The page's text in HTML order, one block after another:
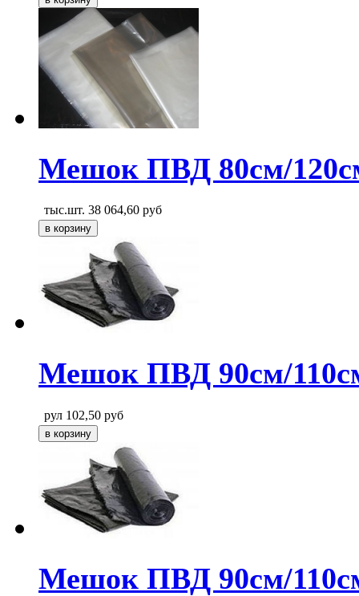
Мешок ПВД 80см/
тыс.шт. 38 064,60 руб
Мешок ПВД 90см/
рул 102,50 руб
Мешок ПВД 90см/